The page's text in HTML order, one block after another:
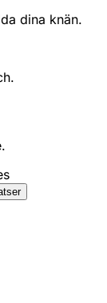
dina knän.